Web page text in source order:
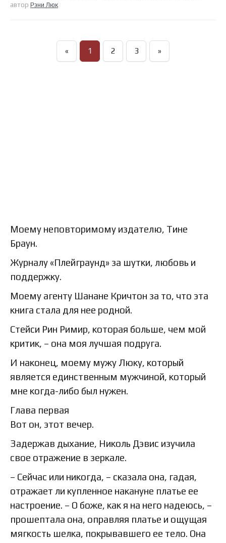
автор Рэни Люк
« 1 2 3 »
Моему неповторимому издателю, Тине
Браун.
Журналу «Плейграунд» за шутки, любовь и
поддержку.
Моему агенту Шанане Кричтон за то, что эта
книга стала для нее родной.
Стейси Рин Римир, которая больше, чем мой
критик, – она моя лучшая подруга.
И наконец, моему мужу Люку, который
является единственным мужчиной, который
мне когда-либо был нужен.
Глава первая
Вот он, этот вечер.
Задержав дыхание, Николь Дэвис изучила
свое отражение в зеркале.
– Сейчас или никогда, – сказала она, гадая,
отражает ли купленное накануне платье ее
настроение. – О боже, как я на него надеюсь, –
прошептала она, оправляя платье и ощущая
мягкость шелка, покрывавшего ее тело. Она